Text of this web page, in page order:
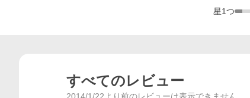
星1つ
すべてのレビュー